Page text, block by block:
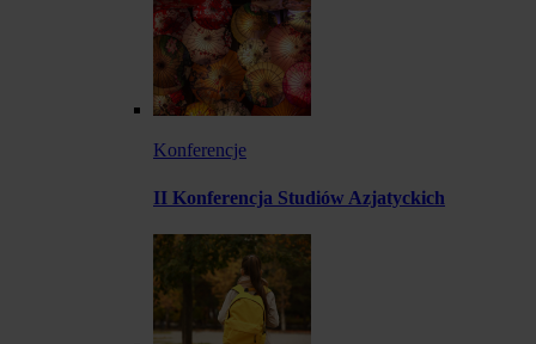
Konferencje
II Konferencja Studiów Azjatyckich